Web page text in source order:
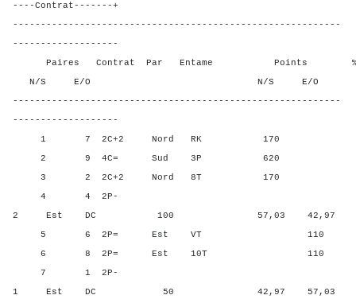
----Contrat-------+
-----------------------------------------------------------
-------------------
Paires Contrat Par Entame Points %
N/S E/O N/S E/O N/
-----------------------------------------------------------
-------------------
1 7 2C+2 Nord RK 170
2 9 4C= Sud 3P 620
3 2 2C+2 Nord 8T 170
4 4 2P-
2 Est DC 100 57,03 42,97
5 6 2P= Est VT 110
6 8 2P= Est 10T 110
7 1 2P-
1 Est DC 50 42,97 57,03